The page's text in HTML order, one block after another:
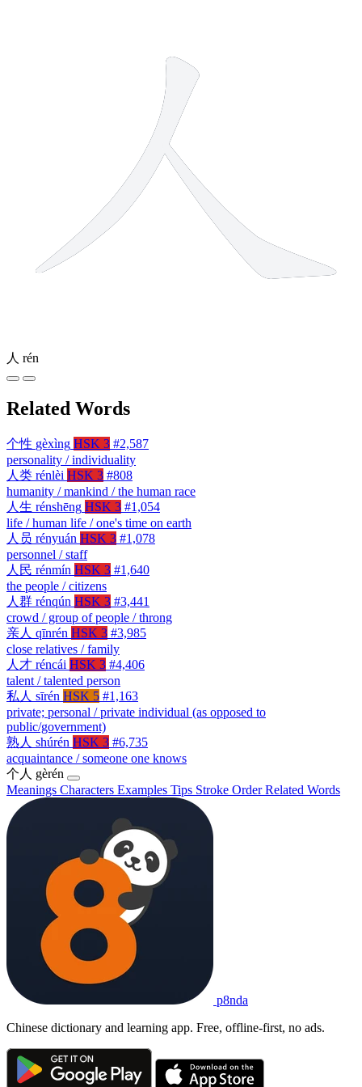
人 rén
Related Words
个性 gèxìng HSK 3 #2,587
personality / individuality
人类 rénlèi HSK 3 #808
humanity / mankind / the human race
人生 rénshēng HSK 3 #1,054
life / human life / one's time on earth
人员 rényuán HSK 3 #1,078
personnel / staff
人民 rénmín HSK 3 #1,640
the people / citizens
人群 rénqún HSK 3 #3,441
crowd / group of people / throng
亲人 qīnrén HSK 3 #3,985
close relatives / family
人才 réncái HSK 3 #4,406
talent / talented person
私人 sīrén HSK 5 #1,163
private; personal / private individual (as opposed to
public/government)
熟人 shúrén HSK 3 #6,735
acquaintance / someone one knows
个人 gèrén
Meanings Characters Examples Tips Stroke OrderRelated Words
p8nda
Chinese dictionary and learning app. Free, offline-first, no ads.